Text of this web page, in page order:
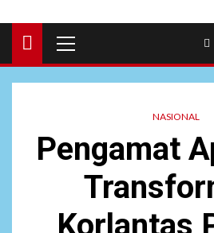
Menu
NASIONAL
Pengamat
Korlantas